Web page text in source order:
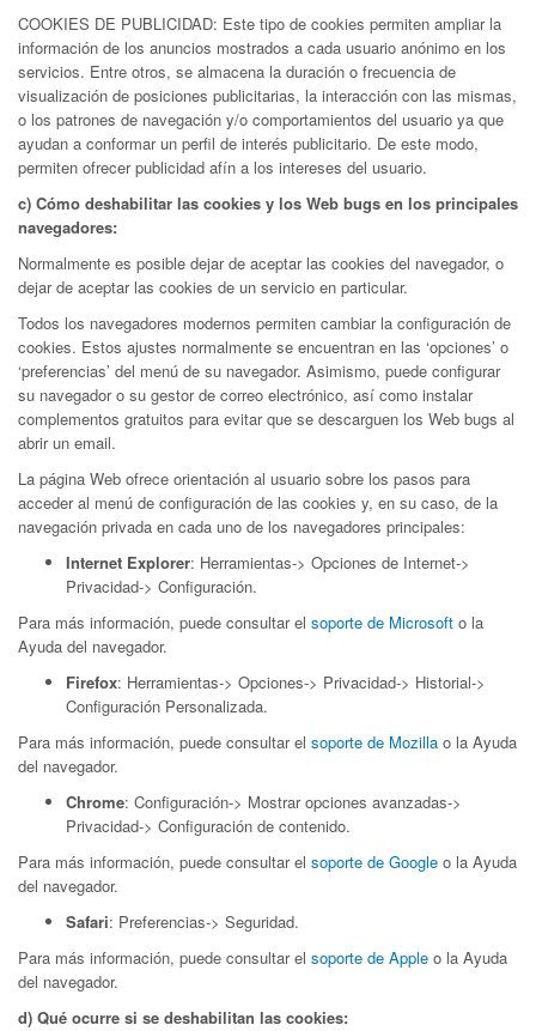
COOKIES DE PUBLICIDAD: Este tipo de cookies permiten ampliar la
información de los anuncios mostrados a cada usuario anónimo en los
servicios. Entre otros, se almacena la duración o frecuencia de
visualización de posiciones publicitarias, la interacción con las mismas,
o los patrones de navegación y/o comportamientos del usuario ya que
ayudan a conformar un perfil de interés publicitario. De este modo,
permiten ofrecer publicidad afín a los intereses del usuario.
c) Cómo deshabilitar las cookies y los Web bugs en los principales
navegadores:
Normalmente es posible dejar de aceptar las cookies del navegador, o
dejar de aceptar las cookies de un servicio en particular.
Todos los navegadores modernos permiten cambiar la configuración de
cookies. Estos ajustes normalmente se encuentran en las ‘opciones’ o
‘preferencias’ del menú de su navegador. Asimismo, puede configurar
su navegador o su gestor de correo electrónico, así como instalar
complementos gratuitos para evitar que se descarguen los Web bugs al
abrir un email.
La página Web ofrece orientación al usuario sobre los pasos para
acceder al menú de configuración de las cookies y, en su caso, de la
navegación privada en cada uno de los navegadores principales:
Internet Explorer: Herramientas-> Opciones de Internet->
Privacidad-> Configuración.
Para más información, puede consultar el soporte de Microsoft o la
Ayuda del navegador.
Firefox: Herramientas-> Opciones-> Privacidad-> Historial->
Configuración Personalizada.
Para más información, puede consultar el soporte de Mozilla o la Ayuda
del navegador.
Chrome: Configuración-> Mostrar opciones avanzadas->
Privacidad-> Configuración de contenido.
Para más información, puede consultar el soporte de Google o la Ayuda
del navegador.
Safari: Preferencias-> Seguridad.
Para más información, puede consultar el soporte de Apple o la Ayuda
del navegador.
d) Qué ocurre si se deshabilitan las cookies: